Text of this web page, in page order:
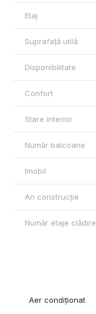
Etaj
Suprafață utilă
Disponibilitate
Confort
Stare interior
Număr balcoane
Imobil
An construcție
Număr etaje clădire
Aer condiționat